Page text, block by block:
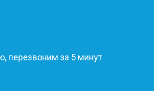
перезвоним за 5 минут